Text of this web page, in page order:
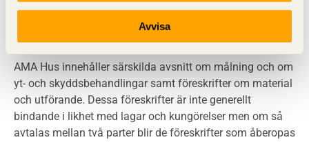
Avvisa
Indelning av färgtyper enligt AMA Hus
AMA Hus innehåller särskilda avsnitt om målning och om
yt- och skyddsbehandlingar samt föreskrifter om material
och utförande. Dessa föreskrifter är inte generellt
bindande i likhet med lagar och kungörelser men om så
avtalas mellan två parter blir de föreskrifter som åberopas